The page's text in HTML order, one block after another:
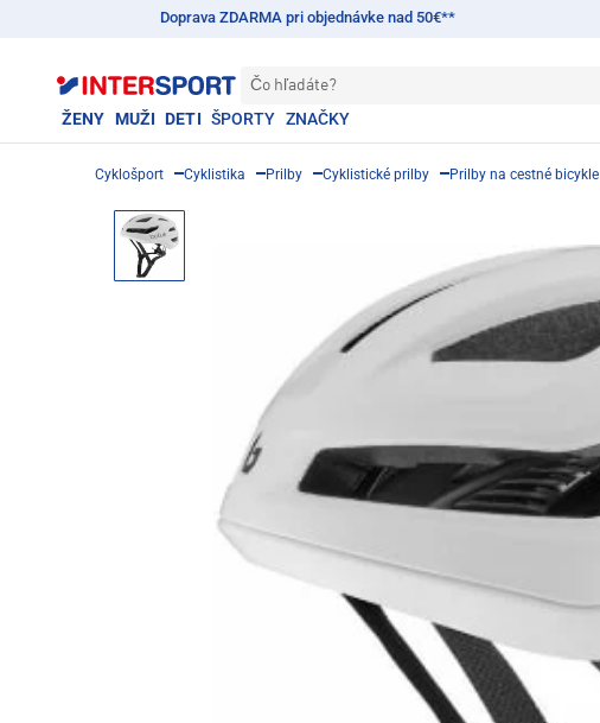
Doprava ZDARMA pri objednávke nad 50€**
Čo hľadáte?
ŽENY MUŽI DETI ŠPORTY ZNAČKY
Cyklošport Cyklistika Prilby Cyklistické prilby Prilby na cestné bicykle